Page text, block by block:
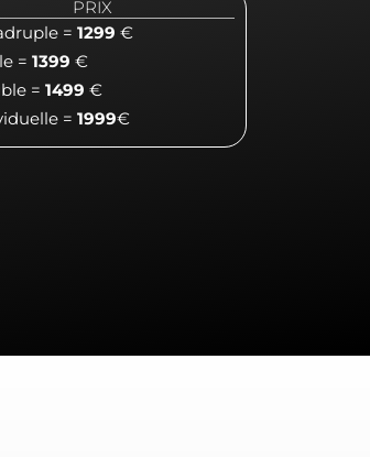
PRIX
= 1299 €
= 1399 €
= 1499 €
= 1999€